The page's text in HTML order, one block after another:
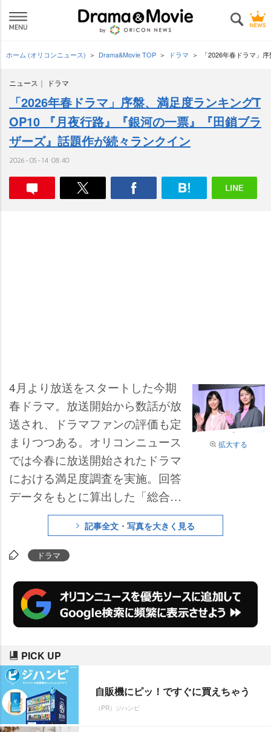
ホーム (オリコンニュース) Drama&Movie TOP ドラマ 「2026年春ドラマ」
ニュース ドラマ
「2026年春ドラマ」序盤、満足度ランキングT
OP10 『月夜行路』『銀河の一票』『田鎖ブラ
ザーズ』話題作が続々ランクイン
2026-05-14 08:40
拡大する
4月より放送をスタートした今期
春ドラマ。放送開始から数話が放
送され、ドラマファンの評価も定
まりつつある。オリコンニュース
では今春に放送開始されたドラマ
における満足度調査を実施。回答
データをもとに算出した「総合満
足度スコア」にてランキングを公
開した。春ドラマ序盤までで“満足
度”の高かった3つの作品につい
メントを交え紹介する。
記事全文・写真を大きく見る
ドラマ
PICK UP
自販機にピッ！ですぐに買えちゃう
（PR）ジハンピ